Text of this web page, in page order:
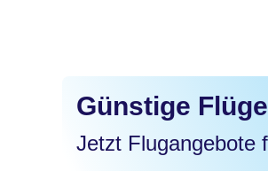
Günstige
Jetzt Flugangebote